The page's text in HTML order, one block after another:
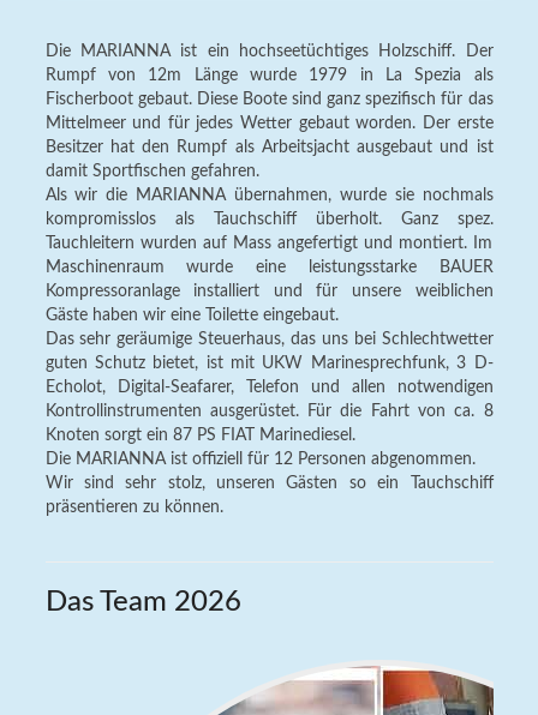
Die MARIANNA ist ein hochseetüchtiges Holzschiff. Der
Rumpf von 12m Länge wurde 1979 in La Spezia als
Fischerboot gebaut. Diese Boote sind ganz spezifisch für das
Mittelmeer und für jedes Wetter gebaut worden. Der erste
Besitzer hat den Rumpf als Arbeitsjacht ausgebaut und ist
damit Sportfischen gefahren.
Als wir die MARIANNA übernahmen, wurde sie nochmals
kompromisslos als Tauchschiff überholt. Ganz spez.
Tauchleitern wurden auf Mass angefertigt und montiert. Im
Maschinenraum wurde eine leistungsstarke BAUER
Kompressoranlage installiert und für unsere weiblichen
Gäste haben wir eine Toilette eingebaut.
Das sehr geräumige Steuerhaus, das uns bei Schlechtwetter
guten Schutz bietet, ist mit UKW Marinesprechfunk, 3 D-
Echolot, Digital-Seafarer, Telefon und allen notwendigen
Kontrollinstrumenten ausgerüstet. Für die Fahrt von ca. 8
Knoten sorgt ein 87 PS FIAT Marinediesel.
Die MARIANNA ist offiziell für 12 Personen abgenommen.
Wir sind sehr stolz, unseren Gästen so ein Tauchschiff
präsentieren zu können.
Das Team 2026